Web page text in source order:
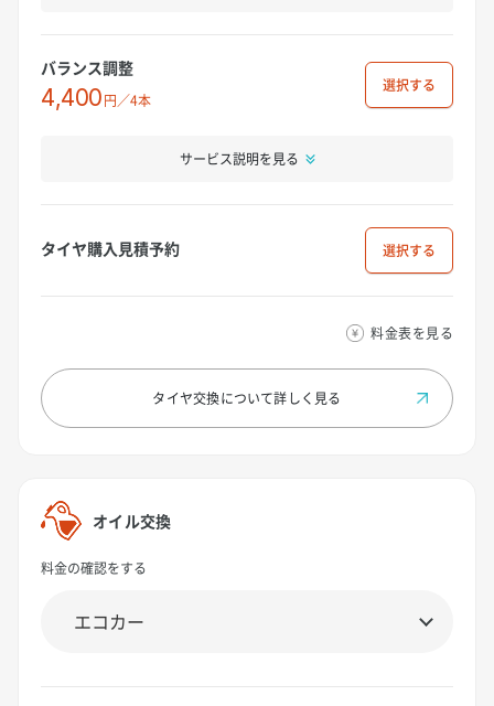
バランス調整
4,400円／4本
選択
サービス説明を見る
タイヤ購入見積予約 選択
料金表を見る
タイヤ交換について詳しく見る
オイル交換
料金の確認をする